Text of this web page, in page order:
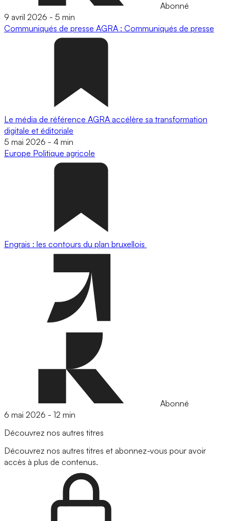
Abonné
9 avril 2026 - 5 min
Communiqués de presse AGRA : Communiqués de presse
Le média de référence AGRA accélère sa transformation
digitale et éditoriale
5 mai 2026 - 4 min
Europe Politique agricole
Engrais : les contours du plan bruxellois
Abonné
6 mai 2026 - 12 min
Découvrez nos autres titres
Découvrez nos autres titres et abonnez-vous pour avoir
accès à plus de contenus.